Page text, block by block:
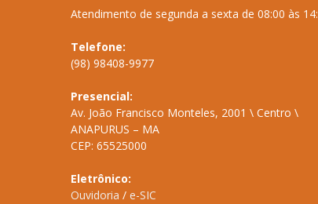
Atendimento de segunda a sexta de 08:00 às
Telefone:
(98) 98408-9977
Presencial:
Av. João Francisco Monteles, 2001 \ Centro \
ANAPURUS – MA
CEP: 65525000
Eletrônico:
Ouvidoria / e-SIC